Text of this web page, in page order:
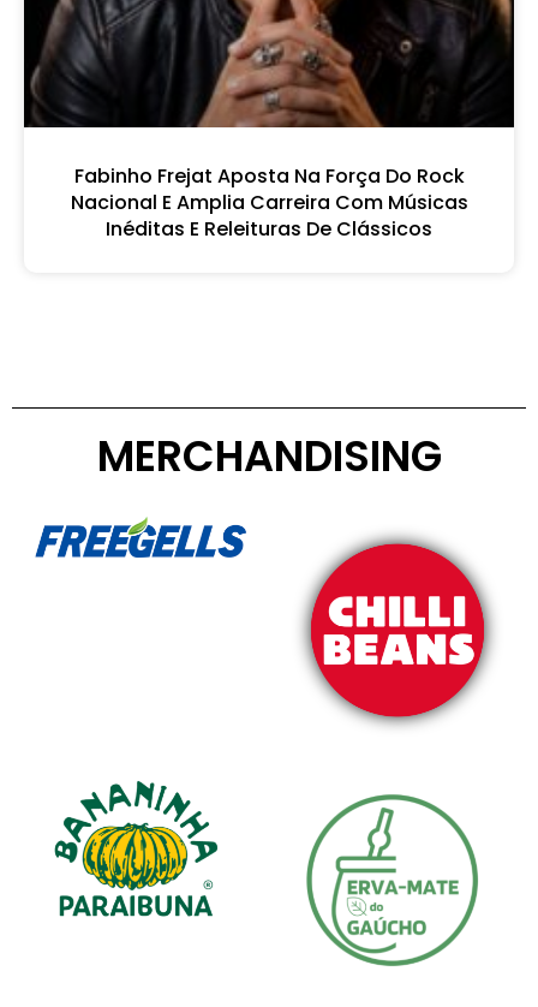
Fabinho Frejat Aposta Na Força Do Rock
Nacional E Amplia Carreira Com Músicas
Inéditas E Releituras De Clássicos
MERCHANDISING